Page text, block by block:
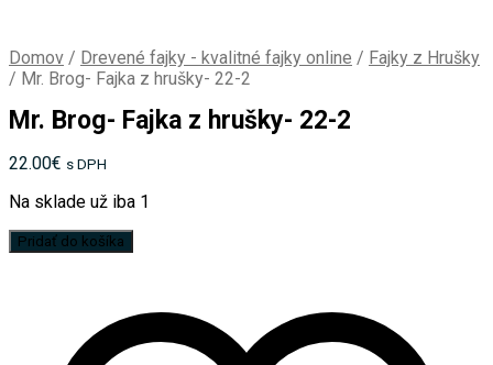
Domov / Drevené fajky - kvalitné fajky online / Fajky z Hrušky
/ Mr. Brog- Fajka z hrušky- 22-2
Mr. Brog- Fajka z hrušky- 22-2
22.00€ s DPH
Na sklade už iba 1
množstvo
Pridať do košíka